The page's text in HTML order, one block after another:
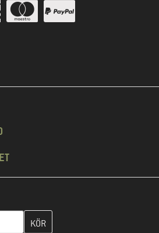
här och skapa ditt kundkonto i nästa